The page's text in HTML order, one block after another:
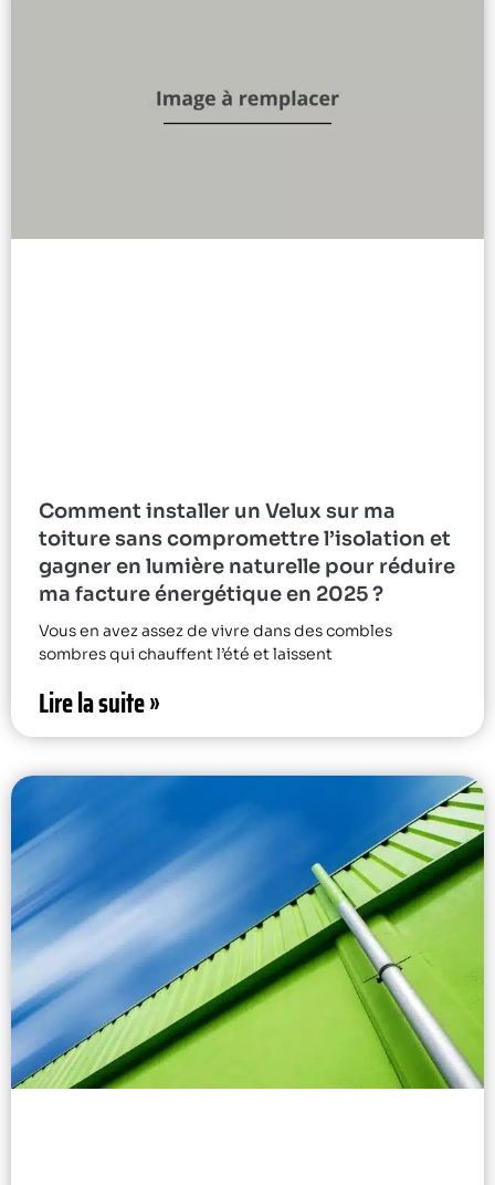
Comment installer un Velux sur ma
toiture sans compromettre l’isolation et
gagner en lumière naturelle pour réduire
ma facture énergétique en 2025 ?
Vous en avez assez de vivre dans des combles
sombres qui chauffent l’été et laissent
Lire la suite »